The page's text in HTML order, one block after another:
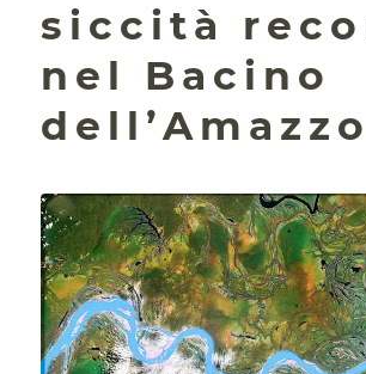
siccità
nel Bacino